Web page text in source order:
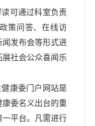
可通过科室负责
策问答、在线访
发布会等形式进
社会公众喜闻乐
健康委门户网站是
康委名义出台的重
平台。凡需进行